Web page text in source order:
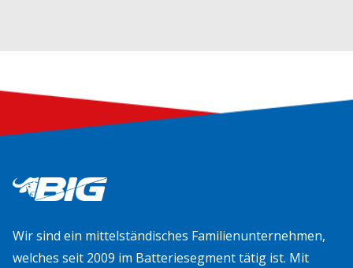
Wir sind ein mittelständisches Familienunternehmen,
welches seit 2009 im Batteriesegment tätig ist. Mit